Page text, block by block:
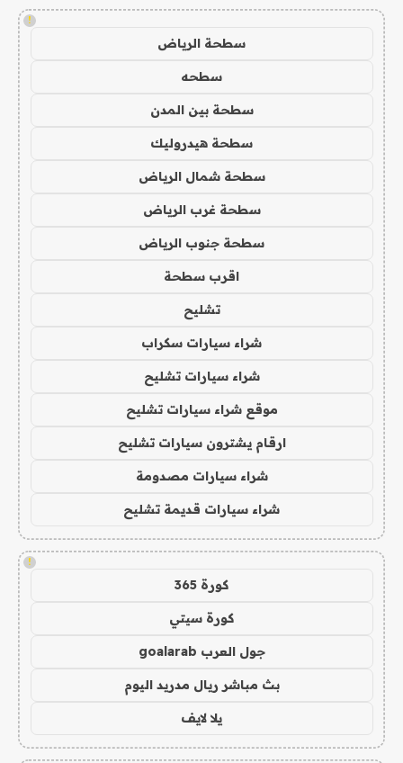
!
سطحة الرياض
سطحه
سطحة بين المدن
سطحة هيدروليك
سطحة شمال الرياض
سطحة غرب الرياض
سطحة جنوب الرياض
اقرب سطحة
تشليح
شراء سيارات سكراب
شراء سيارات تشليح
موقع شراء سيارات تشليح
ارقام يشترون سيارات تشليح
شراء سيارات مصدومة
شراء سيارات قديمة تشليح
!
كورة 365
كورة سيتي
جول العرب goalarab
بث مباشر ريال مدريد اليوم
يلا لايف